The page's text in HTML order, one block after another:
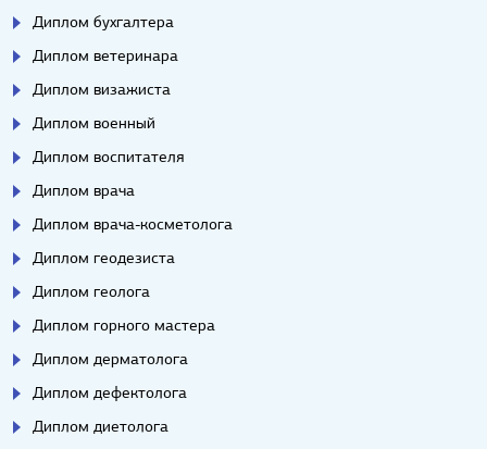
Диплом бухгалтера
Диплом ветеринара
Диплом визажиста
Диплом военный
Диплом воспитателя
Диплом врача
Диплом врача-косметолога
Диплом геодезиста
Диплом геолога
Диплом горного мастера
Диплом дерматолога
Диплом дефектолога
Диплом диетолога